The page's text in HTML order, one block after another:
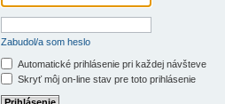
Zabudol/a som heslo
Automatické prihlásenie pri každej návšteve
Skryť môj on-line stav pre toto prihlásenie